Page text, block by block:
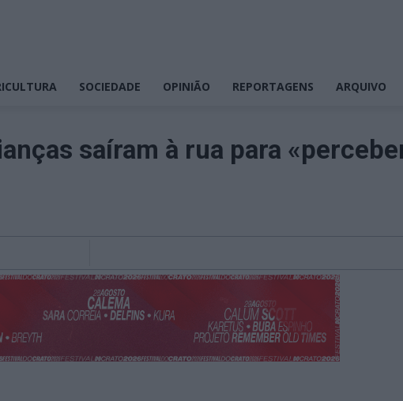
SOCIEDADE OPINIÃO REPORTAGENS ARQUIVO
saíram à rua para